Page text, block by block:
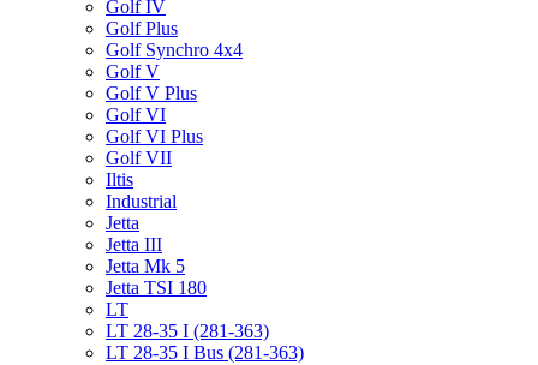
Golf IV
Golf Plus
Golf Synchro 4x4
Golf V
Golf V Plus
Golf VI
Golf VI Plus
Golf VII
Iltis
Industrial
Jetta
Jetta III
Jetta Mk 5
Jetta TSI 180
LT
LT 28-35 I (281-363)
LT 28-35 I Bus (281-363)